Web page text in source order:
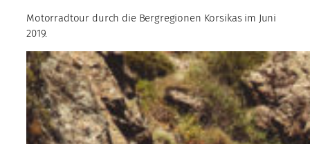
Motorradtour durch die Bergregionen Korsikas im Juni
2019.